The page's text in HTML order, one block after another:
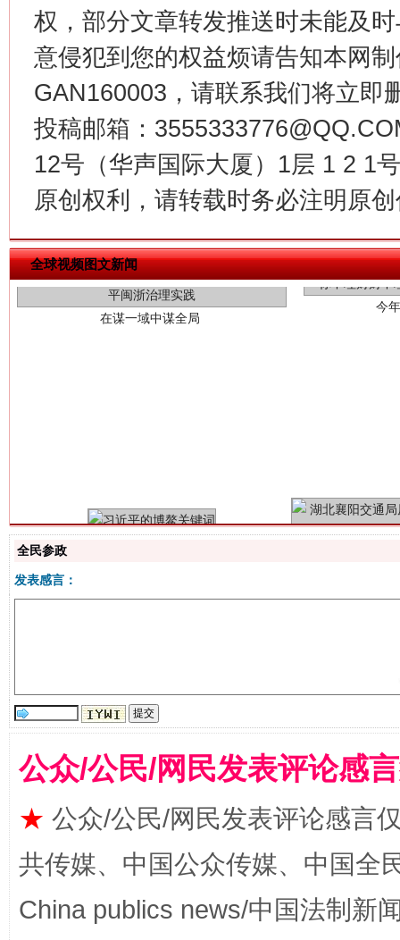
权，部分文章转发推送时未能及
意侵犯到您的权益烦请告知本网
GAN160003，请联系我们将立即
投稿邮箱：
12号（华声国际大厦）1层 1 2 1
原创权利，请转载时务必注明原
全球视频图文新闻
在谋一域中谋全局
今
揭批美国五大"原罪" "
全民参政
发表感言：
公众/公民/网民发表评论感
★ 公众/公民/网民发表评论感言
共传媒、中国公众传媒、中国全
China publics news/中国法制新